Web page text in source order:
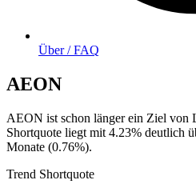
Über / FAQ
AEON
AEON ist schon länger ein Ziel von
Shortquote liegt mit 4.23% deutlich
Monate (0.76%).
Trend Shortquote